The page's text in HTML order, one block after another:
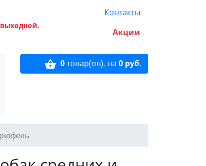
Контакты
Акции
0товар(ов), на 0 руб.